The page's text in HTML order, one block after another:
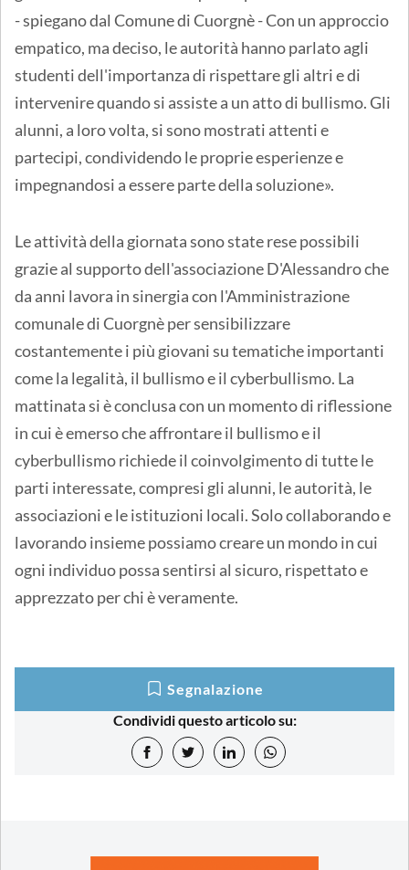
- spiegano dal Comune di Cuorgnè - Con un approccio
empatico, ma deciso, le autorità hanno parlato agli
studenti dell'importanza di rispettare gli altri e di
intervenire quando si assiste a un atto di bullismo. Gli
alunni, a loro volta, si sono mostrati attenti e
partecipi, condividendo le proprie esperienze e
impegnandosi a essere parte della soluzione».
Le attività della giornata sono state rese possibili
grazie al supporto dell'associazione D'Alessandro che
da anni lavora in sinergia con l'Amministrazione
comunale di Cuorgnè per sensibilizzare
costantemente i più giovani su tematiche importanti
come la legalità, il bullismo e il cyberbullismo. La
mattinata si è conclusa con un momento di riflessione
in cui è emerso che affrontare il bullismo e il
cyberbullismo richiede il coinvolgimento di tutte le
parti interessate, compresi gli alunni, le autorità, le
associazioni e le istituzioni locali. Solo collaborando e
lavorando insieme possiamo creare un mondo in cui
ogni individuo possa sentirsi al sicuro, rispettato e
apprezzato per chi è veramente.
Segnalazione
Condividi questo articolo su: